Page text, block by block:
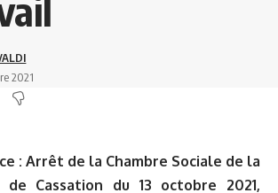
2021
: Arrêt de la Chambre Sociale de la
de Cassation du 13 octobre 2021,